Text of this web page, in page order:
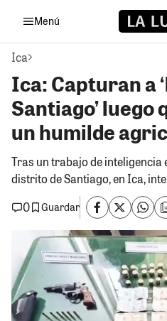
Menú
Ica
Ica: Capturan a
Santiago’ luego
un humilde
Tras un trabajo de inteligencia
distrito de Santiago, en Ica,
0
Guardar